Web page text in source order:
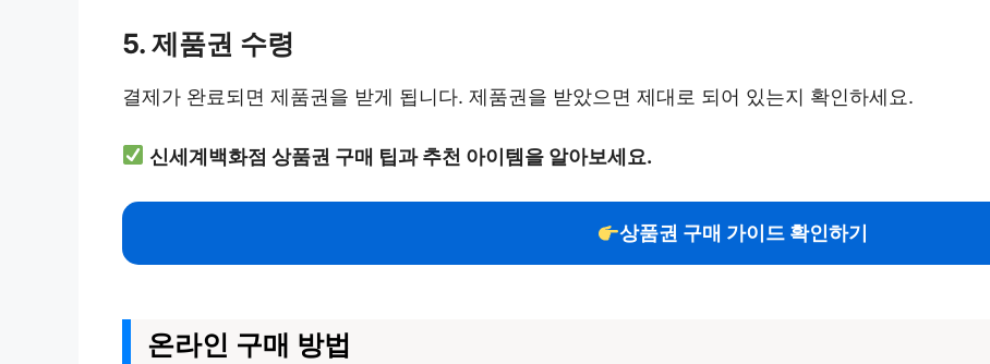
5. 제품권 수령
결제가 완료되면 제품권을 받게 됩니다. 제품권을 받았으면 제대로 되어 있는지 확인하세요.
신세계백화점 상품권 구매 팁과 추천 아이템을 알아보세요.
상품권 구매 가이드 확인하기
온라인 구매 방법